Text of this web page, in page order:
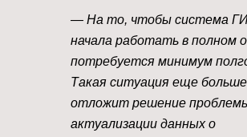
— На то, чтобы система
начала работать в полном
потребуется минимум
Такая ситуация еще больше
отложит решение
актуализации данных о